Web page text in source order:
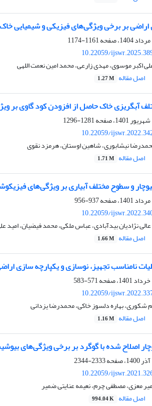
اراضی بر برخی ویژگی‌های فیزیکی و شیمیایی
1161-1174
10.22059/
اکبر موسوی، مهدی زارعی، محمد امین نعمت اللهی
اصل مقاله 1.27 M
آبگریزی خاک حاصل از افزودن کود گاوی بر
1281-1296
10.22059/
نیشابوری، شاهین اوستان، هرمزد نقوی
اصل مقاله 1.71 M
و سطوح مختلف آبیاری بر ویژگی‌های
937-956
10.22059/
عالی نژادیان بیدآبادی، عباس ملکی، محمد فیضیان، امید
اصل مقاله 1.66 M
نامناسب تجهیز، نوسازی و یکپارچه سازی
571-583
10.22059/
شکوری، بهاره دلسوز خاکی، محمدرضا یزدانی
اصل مقاله 1.16 M
اصلاح شده با گوگرد بر برخی ویژگی‌های
2333-2344
10.22059/
معزی، مصطفی چرم، نعیمه عنایتی ضمیر
اصل مقاله 994.04 K